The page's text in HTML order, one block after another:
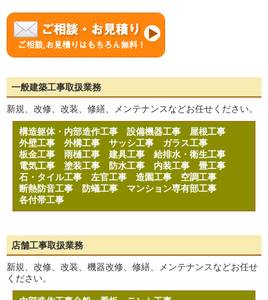
一般建築工事取扱業務
新規、改修、改装、修繕、メンテナンスなどお任せください。
構造躯体・内部造作工事設備機器工事 屋根工事
外壁工事外構工事サッシ工事 ガラス工事
板金工事雨樋工事建具工事給排水・衛生工事
電気工事塗装工事 防水工事 内装工事畳工事
石・タイル工事左官工事造園工事 空調工事
断熱防音工事
防蟻工事 マンション専有部工事
各付帯工事
店舗工事取扱業務
新規、改修、改装、機器改修、修繕、メンテナンスなどお任せ
ください。